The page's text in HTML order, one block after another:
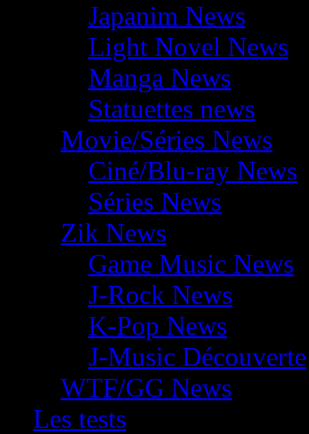
Japanim News
Light Novel News
Manga News
Statuettes news
Movie/Séries News
Ciné/Blu-ray News
Séries News
Zik News
Game Music News
J-Rock News
K-Pop News
J-Music Découverte
WTF/GG News
Les tests